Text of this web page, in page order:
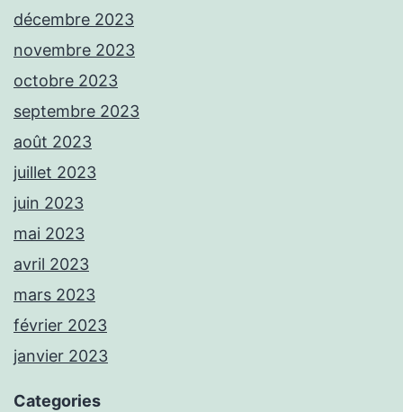
décembre 2023
novembre 2023
octobre 2023
septembre 2023
août 2023
juillet 2023
juin 2023
mai 2023
avril 2023
mars 2023
février 2023
janvier 2023
Categories